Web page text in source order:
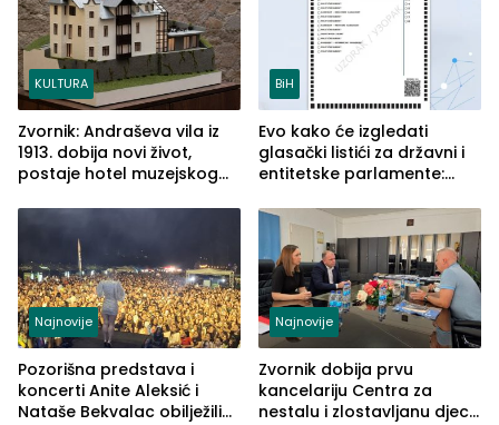
KULTURA
Zvornik: Andraševa vila iz
1913. dobija novi život,
postaje hotel muzejskog
BiH
Evo kako će izgledati
glasački listići za državni i
entitetske parlamente:
vidljive na njima
Najnovije
Pozorišna predstava i
koncerti Anite Aleksić i
Nataše Bekvalac obilježili
Najnovije
Zvornik dobija prvu
kancelariju Centra za
nestalu i zlostavljanu djecu